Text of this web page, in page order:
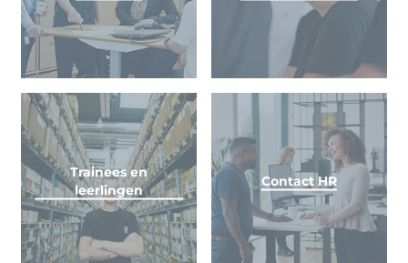
Trainees en
leerlingen
Contact HR